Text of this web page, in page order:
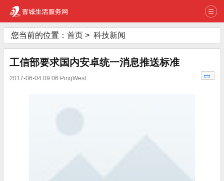
您当前的位置： 首页 > 科技新闻
工信部要求国内安卓统一消息推送标准
2017-06-04 09:06 PingWest